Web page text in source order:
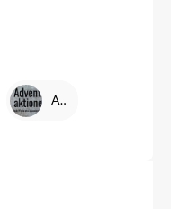
Adventsaktionen